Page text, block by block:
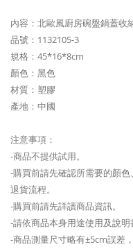
內容：北歐風廚房碗盤鍋蓋收
品號：1132105-3
規格：45*16*8cm
顏色：黑色
材質：塑膠
產地：中國
注意事項：
-商品不提供試用。
-購買前請先確認所需要的顏
退貨流程。
-購買前請先詳讀商品資訊。
-請依商品本身用途使用及說明
-商品測量尺寸略有±5cm誤差